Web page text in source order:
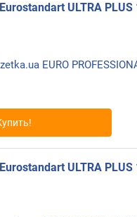
ULTRA PLUS
EURO
ULTRA PLUS